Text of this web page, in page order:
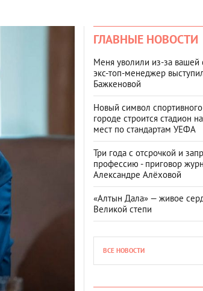
ГЛАВНЫЕ НОВОСТИ
Меня уволили из-за вашей
экс-топ-менеджер
Бажкеновой
Новый символ
городе строится стадион
мест по стандартам УЕФА
Три года с отсрочкой и
профессию - приговор
Александре Алёховой
«Алтын Дала» — живое
Великой степи
ВСЕ НОВОСТИ